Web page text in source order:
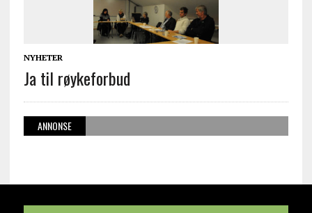
NYHETER
Ja til røykeforbud
ANNONSE